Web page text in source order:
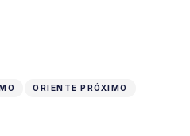
ORIENTE PRÓXIMO